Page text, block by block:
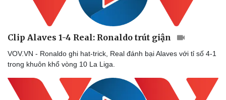
Sức khỏe
Đời sống
Clip Alaves 1-4 Real: Ronaldo trút giận
VOV.VN - Ronaldo ghi hat-trick, Real đánh bại Alaves với tỉ số 4-1
trong khuôn khổ vòng 10 La Liga.